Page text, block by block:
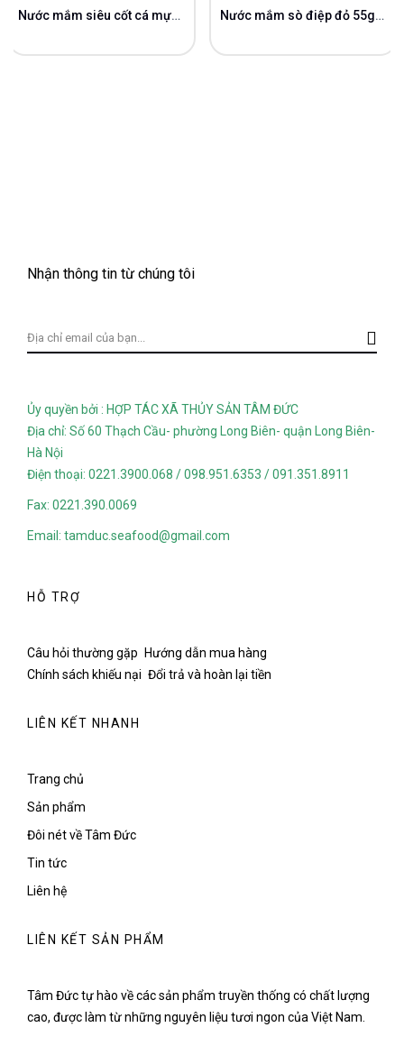
Nước mắm siêu cốt cá mực 52gN/L Nước mắm sò điệp đỏ 55gN/L
Nhận thông tin từ chúng tôi
Ủy quyền bởi : HỢP TÁC XÃ THỦY SẢN TÂM ĐỨC
Địa chỉ: Số 60 Thạch Cầu- phường Long Biên- quận Long Biên-
Hà Nội
Điện thoại: 0221.3900.068 / 098.951.6353 / 091.351.8911
Fax: 0221.390.0069
Email: tamduc.seafood@gmail.com
HỖ TRỢ
Câu hỏi thường gặp
Hướng dẫn mua hàng
Chính sách khiếu nại Đổi trả và hoàn lại tiền
LIÊN KẾT NHANH
Trang chủ
Sản phẩm
Đôi nét về Tâm Đức
Tin tức
Liên hệ
LIÊN KẾT SẢN PHẨM
Tâm Đức tự hào về các sản phẩm truyền thống có chất lượng
cao, được làm từ những nguyên liệu tươi ngon của Việt Nam.